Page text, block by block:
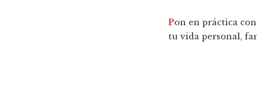
Pon en práctica
tu vida personal,